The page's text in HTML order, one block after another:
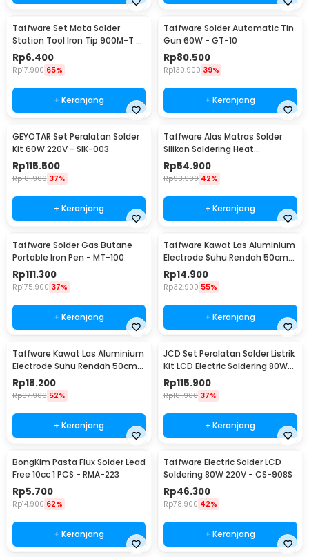
Taffware Set Mata Solder
Station Tool Iron Tip 900M-T 5
PCS - BI5044
Rp6.400
Rp17.900 65%
+ Keranjang
Taffware Solder Automatic Tin
Gun 60W - GT-10
Rp80.500
Rp130.900 39%
+ Keranjang
GEYOTAR Set Peralatan Solder
Kit 60W 220V - SIK-003
Rp115.500
Rp181.900 37%
+ Keranjang
Taffware Alas Matras Solder
Silikon Soldering Heat
Resistant 450x300mm - S-160
Rp54.900
Rp93.900 42%
+ Keranjang
Taffware Solder Gas Butane
Portable Iron Pen - MT-100
Rp111.300
Rp175.900 37%
+ Keranjang
Taffware Kawat Las Aluminium
Electrode Suhu Rendah 50cm
20 PCS 1.6mm - M127271
Rp14.900
Rp32.900 55%
+ Keranjang
Taffware Kawat Las Aluminium
Electrode Suhu Rendah 50cm
20 PCS 2.0mm - M127271
Rp18.200
Rp37.900 52%
+ Keranjang
JCD Set Peralatan Solder Listrik
Kit LCD Electric Soldering 80W
220V - CS-908S A
Rp115.900
Rp181.900 37%
+ Keranjang
BongKim Pasta Flux Solder Lead
Free 10cc 1 PCS - RMA-223
Rp5.700
Rp14.900 62%
+ Keranjang
Taffware Electric Solder LCD
Soldering 80W 220V - CS-908S
Rp46.300
Rp78.900 42%
+ Keranjang